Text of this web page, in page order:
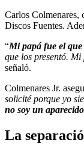
Carlos Colmenares,
Discos Fuentes.
“Mi papá fue el
que los presentó.
señaló.
Colmenares Jr.
solicité porque yo
no soy un
La